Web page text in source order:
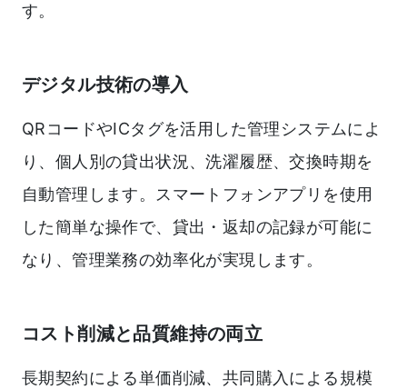
す。
デジタル技術の導入
QRコードやICタグを活用した管理システムによ
り、個人別の貸出状況、洗濯履歴、交換時期を
自動管理します。スマートフォンアプリを使用
した簡単な操作で、貸出・返却の記録が可能に
なり、管理業務の効率化が実現します。
コスト削減と品質維持の両立
長期契約による単価削減、共同購入による規模